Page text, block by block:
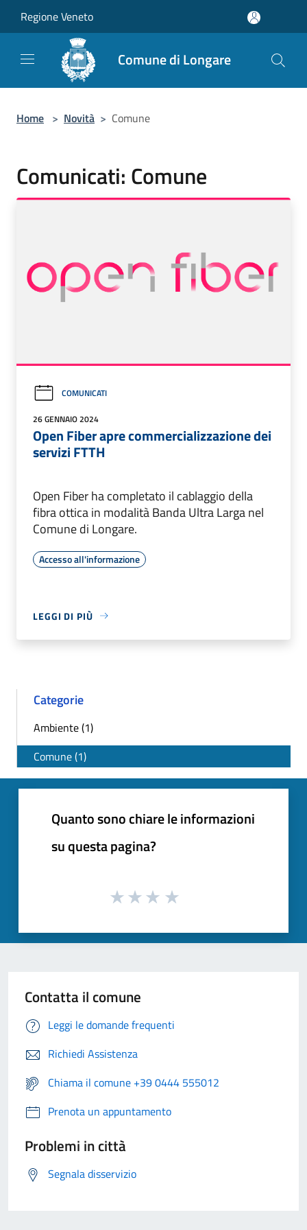
Regione Veneto
Comune di Longare
Home > Novità > Comune
Comunicati: Comune
COMUNICATI
26 GENNAIO 2024
Open Fiber apre commercializzazione dei
servizi FTTH
Open Fiber ha completato il cablaggio della
fibra ottica in modalità Banda Ultra Larga nel
Comune di Longare.
Accesso all'informazione
LEGGI DI PIÙ
Categorie
Ambiente (1)
Comune (1)
Quanto sono chiare le informazioni
su questa pagina?
Contatta il comune
Leggi le domande frequenti
Richiedi Assistenza
Chiama il comune +39 0444 555012
Prenota un appuntamento
Problemi in città
Segnala disservizio